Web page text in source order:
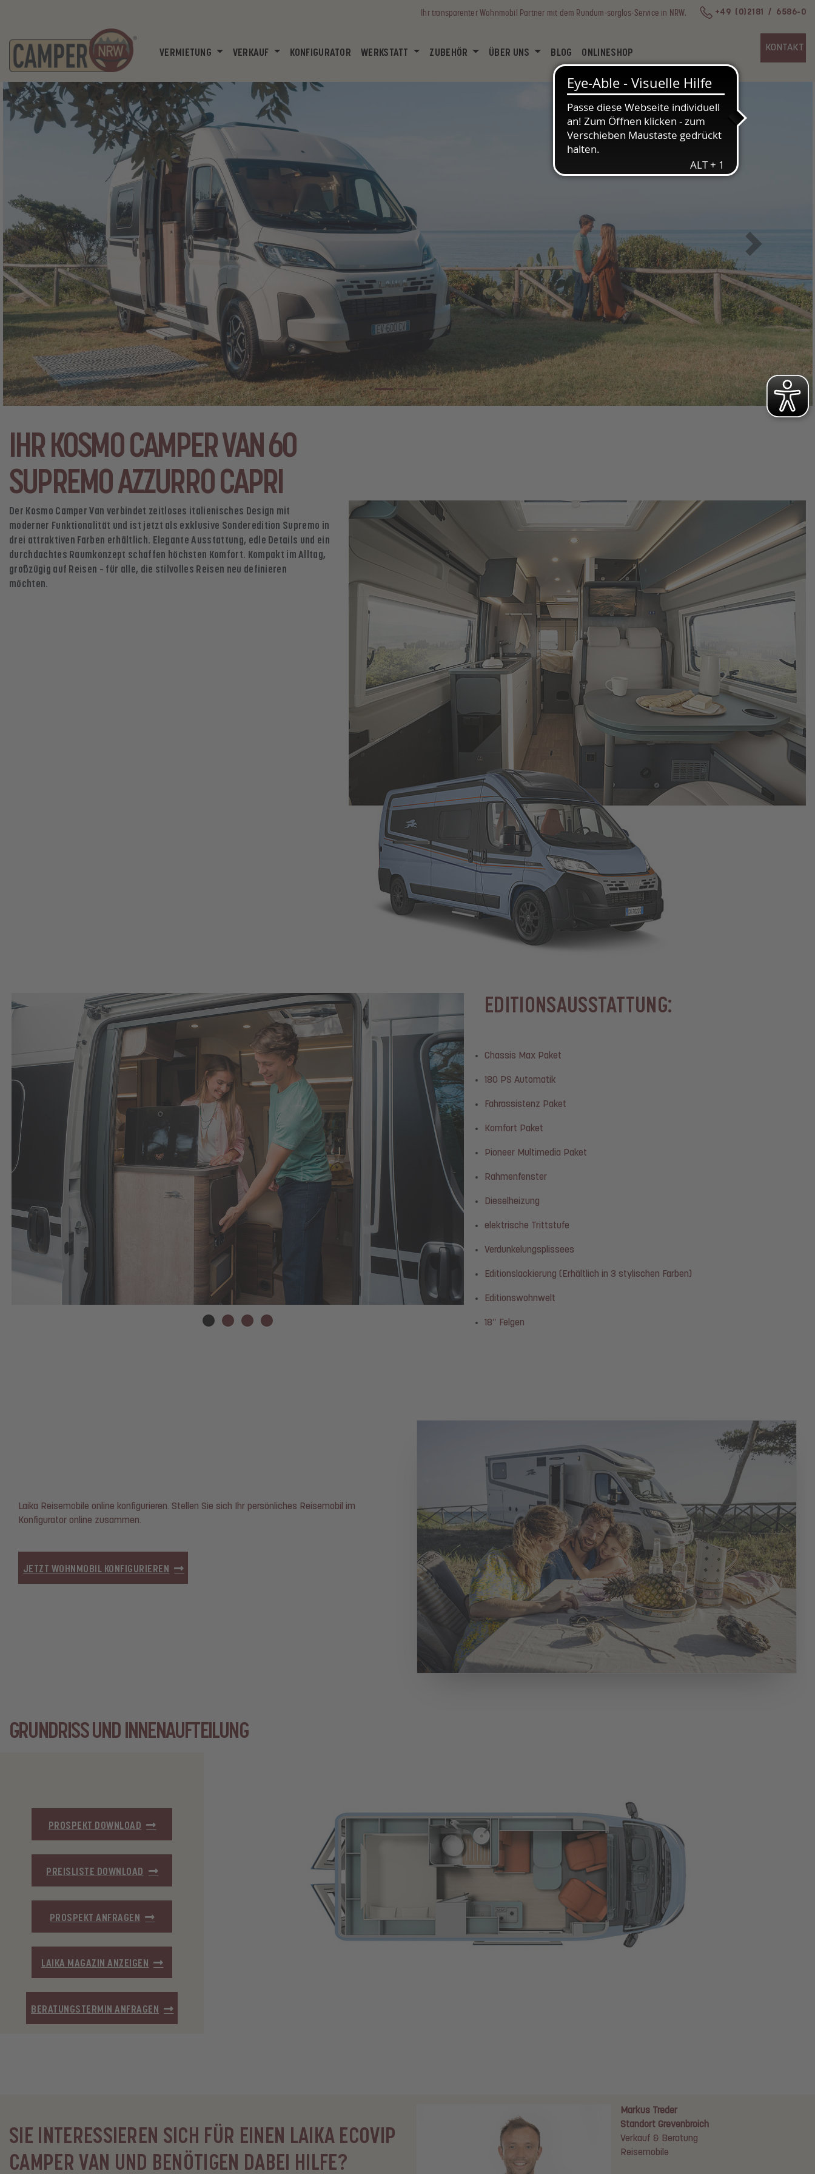
Ihr transparenter Wohnmobil Partner mit dem Rundum-sorglos-Service in NRW. +49 (0)2181 / 6586-0
VERMIETUNG VERKAUF (CURRENT)
KONFIGURATOR WERKSTATT ZUBEHÖR ÜBER UNS BLOG ONLINESHOP KONTAKT
Previous Next
IHR KOSMO CAMPER VAN 60
SUPREMO AZZURRO CAPRI
Der Kosmo Camper Van verbindet zeitloses italienisches Design mit
moderner Funktionalität und ist jetzt als exklusive Sonderedition Supremo in
drei attraktiven Farben erhältlich. Elegante Ausstattung, edle Details und ein
durchdachtes Raumkonzept schaffen höchsten Komfort. Kompakt im Alltag,
großzügig auf Reisen – für alle, die stilvolles Reisen neu definieren
möchten.
EDITIONSAUSSTATTUNG:
Chassis Max Paket
180 PS Automatik
Fahrassistenz Paket
Komfort Paket
Pioneer Multimedia Paket
Rahmenfenster
Dieselheizung
elektrische Trittstufe
Verdunkelungsplissees
Editionslackierung (Erhältlich in 3 stylischen Farben)
Editionswohnwelt
18″ Felgen
Laika Reisemobile online konfigurieren. Stellen Sie sich Ihr persönliches Reisemobil im
Konfigurator online zusammen.
JETZT WOHNMOBIL KONFIGURIEREN
GRUNDRISS UND INNENAUFTEILUNG
PROSPEKT DOWNLOAD
PREISLISTE DOWNLOAD
PROSPEKT ANFRAGEN
LAIKA MAGAZIN ANZEIGEN
BERATUNGSTERMIN ANFRAGEN
SIE INTERESSIEREN SICH FÜR EINEN LAIKA ECOVIP
CAMPER VAN UND BENÖTIGEN DABEI HILFE?
Markus Treder
Standort Grevenbroich
Verkauf & Beratung
Reisemobile